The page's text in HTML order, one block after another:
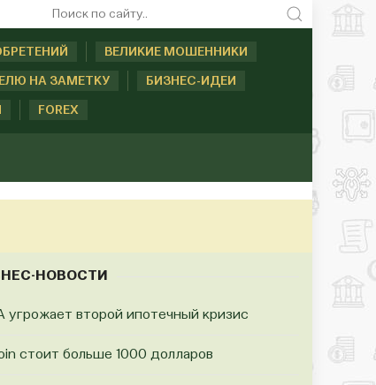
ВЕЛИКИЕ МОШЕННИКИ
НА ЗАМЕТКУ БИЗНЕС-ИДЕИ
FOREX
НОВОСТИ
второй ипотечный кризис
стоит больше 1000 долларов